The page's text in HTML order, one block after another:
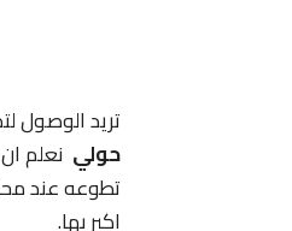
تريد الوصول
حولي نعلم
تطوعه عند
اكبر بها.